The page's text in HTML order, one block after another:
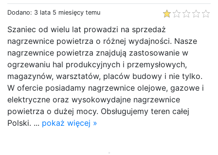
Dodano: 3 lata 5 miesięcy temu
Szaniec od wielu lat prowadzi na sprzedaż
nagrzewnice powietrza o różnej wydajności. Nasze
nagrzewnice powietrza znajdują zastosowanie w
ogrzewaniu hal produkcyjnych i przemysłowych,
magazynów, warsztatów, placów budowy i nie tylko.
W ofercie posiadamy nagrzewnice olejowe, gazowe i
elektryczne oraz wysokowydajne nagrzewnice
powietrza o dużej mocy. Obsługujemy teren całej
Polski. ... pokaż więcej »